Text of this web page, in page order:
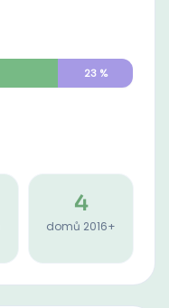
23%
4
domů 2016+